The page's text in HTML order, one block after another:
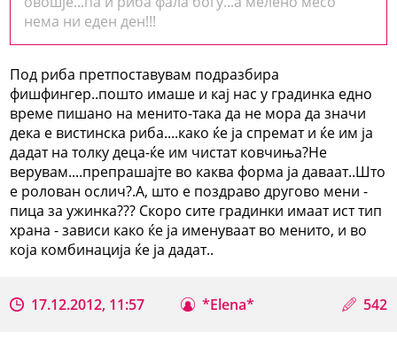
нема ни еден ден!!!
Под риба претпоставувам подразбира
фишфингер..пошто имаше и кај нас у градинка едно
време пишано на менито-така да не мора да значи
дека е вистинска риба....како ќе ја спремат и ќе им ја
дадат на толку деца-ќе им чистат ковчиња?Не
верувам....препрашајте во каква форма ја даваат..Што
е ролован ослич?.А, што е поздраво другово мени -
пица за ужинка??? Скоро сите градинки имаат ист тип
храна - зависи како ќе ја именуваат во менито, и во
која комбинација ќе ја дадат..
17.12.2012, 11:57 *Elena* 542